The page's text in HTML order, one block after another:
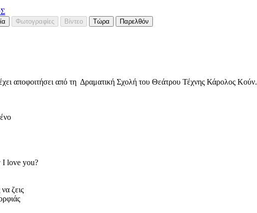
Φωτογραφίες Βίντεο Τώρα Παρελθόν
αποφοιτήσει από τη Δραματική Σχολή του Θεάτρου Τέχνης Κάρολος Κούν.
I love you?
ζεις